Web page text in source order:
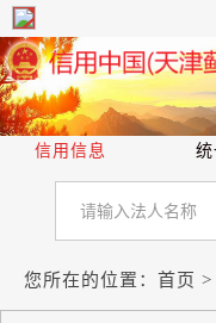
信用信息
您所在的位置： 首页 >